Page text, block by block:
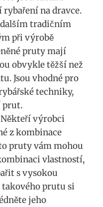
⁢na dravce.
tradičním
při výrobě‌
pruty mají
⁣obvykle těžší než
Jsou ⁤vhodné pro
techniky,
prut.
výrobci
z kombinace
pruty‌ vám mohou‍
vlastností,
s‌ vysokou
prutu si
jeho